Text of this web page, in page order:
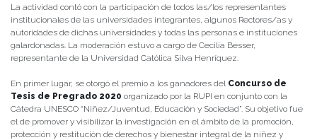
La actividad contó con la participación de todos las/los representantes
institucionales de las universidades integrantes, algunos Rectores/as y
autoridades de dichas universidades y todas las personas e instituciones
galardonadas. La moderación estuvo a cargo de Cecilia Besser,
representante de la Universidad Católica Silva Henríquez.
En primer lugar, se otorgó el premio a los ganadores delConcurso de
Tesis de Pregrado 2020 organizado por la RUPI en conjunto con la
Cátedra UNESCO “Niñez/Juventud, Educación y Sociedad”. Su objetivo fue
el de promover y visibilizar la investigación en el ámbito de la promoción,
protección y restitución de derechos y bienestar integral de la niñez y